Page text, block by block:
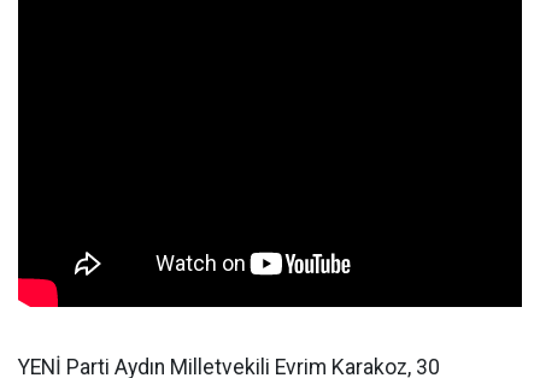
YENİ Parti Aydın Milletvekili Evrim Karakoz, 30